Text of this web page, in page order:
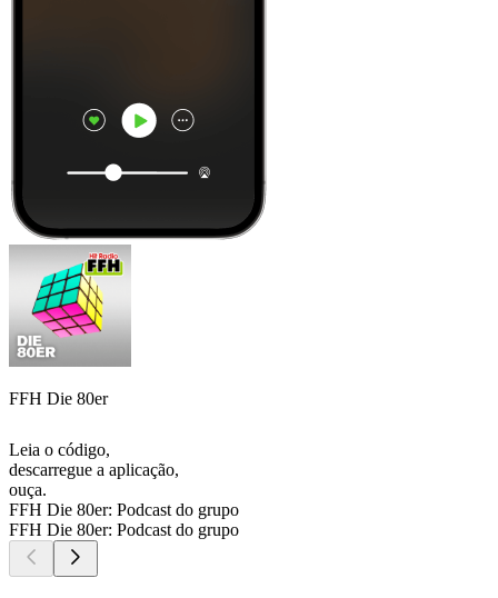
FFH Die 80er
Leia o código,
descarregue a aplicação,
ouça.
FFH Die 80er: Podcast do grupo
FFH Die 80er: Podcast do grupo